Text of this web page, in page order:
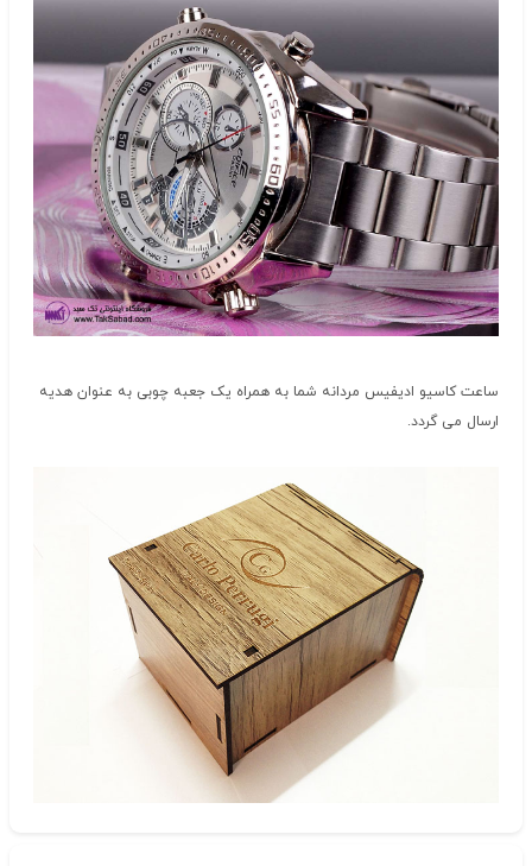
ساعت کاسیو ادیفیس مردانه شما به همراه یک جعبه چوبی به عنوان هدیه
ارسال می گردد.